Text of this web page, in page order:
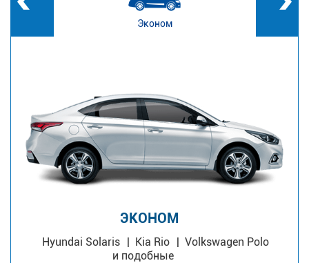
Эконом
ЭКОНОМ
Hyundai Solaris Kia Rio
Volkswagen Polo
и подобные